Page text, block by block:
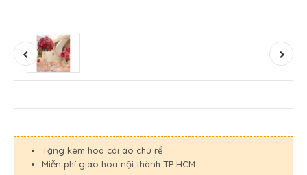
Tặng kèm hoa cài áo chú rể
Miễn phí giao hoa nội thành TP HCM